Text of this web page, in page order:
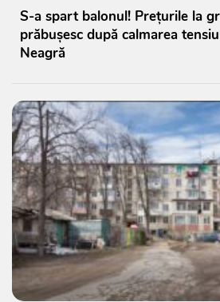
S-a spart balonul! Prețurile la
prăbușesc după calmarea
Neagră